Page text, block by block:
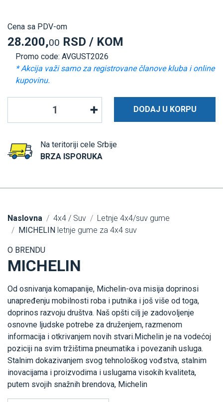
Cena sa PDV-om
28.200,00 RSD / KOM
Promo code: AVGUST2026
* Akcija važi samo za registrovane članove kluba i online
kupovinu.
DODAJ U KORPU
Na teritoriji cele Srbije
BRZA ISPORUKA
Naslovna 4x4 / Suv
Letnje 4x4/suv gume
MICHELIN letnje gume za 4x4 suv
O BRENDU
MICHELIN
Od osnivanja komapanije, Michelin-ova misija doprinosi
unapređenju mobilnosti roba i putnika i još više od toga,
doprinos razvoju društva. Naš opšti cilj je zadovoljenje
osnovne ljudske potrebe za druženjem, razmenom
informacija i otkrivanjem novih stvari.Michelin je na vodećoj
poziciji na svim tržištima pneumatika i povezanih usluga.
Stalnim dokazivanjem svog tehnološkog vođstva, stalnim
inovacijama i proizvodima i uslugama visokih kvaliteta,
putem svojih snažnih brendova, Michelin